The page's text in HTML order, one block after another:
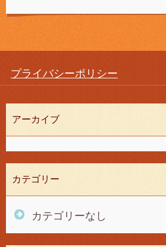
プライバシーポリシー
アーカイブ
カテゴリー
カテゴリーなし